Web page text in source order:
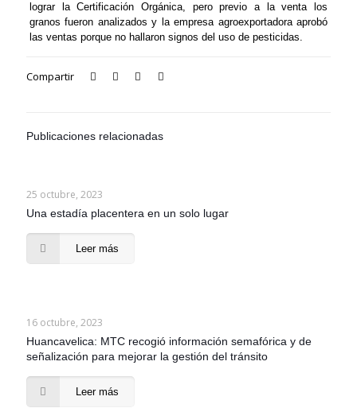
lograr la Certificación Orgánica, pero previo a la venta los
granos fueron analizados y la empresa agroexportadora aprobó
las ventas porque no hallaron signos del uso de pesticidas.
Compartir
Publicaciones relacionadas
25 octubre, 2023
Una estadía placentera en un solo lugar
Leer más
16 octubre, 2023
Huancavelica: MTC recogió información semafórica y de
señalización para mejorar la gestión del tránsito
Leer más